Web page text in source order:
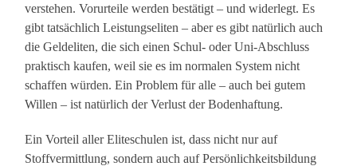
verstehen. Vorurteile werden bestätigt – und widerlegt. Es
gibt tatsächlich Leistungseliten – aber es gibt natürlich auch
die Geldeliten, die sich einen Schul- oder Uni-Abschluss
praktisch kaufen, weil sie es im normalen System nicht
schaffen würden. Ein Problem für alle – auch bei gutem
Willen – ist natürlich der Verlust der Bodenhaftung.
Ein Vorteil aller Eliteschulen ist, dass nicht nur auf
Stoffvermittlung, sondern auch auf Persönlichkeitsbildung